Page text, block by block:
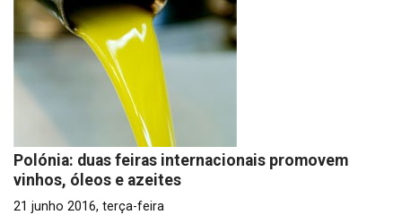
Polónia: duas feiras internacionais promovem
vinhos, óleos e azeites
21 junho 2016, terça-feira